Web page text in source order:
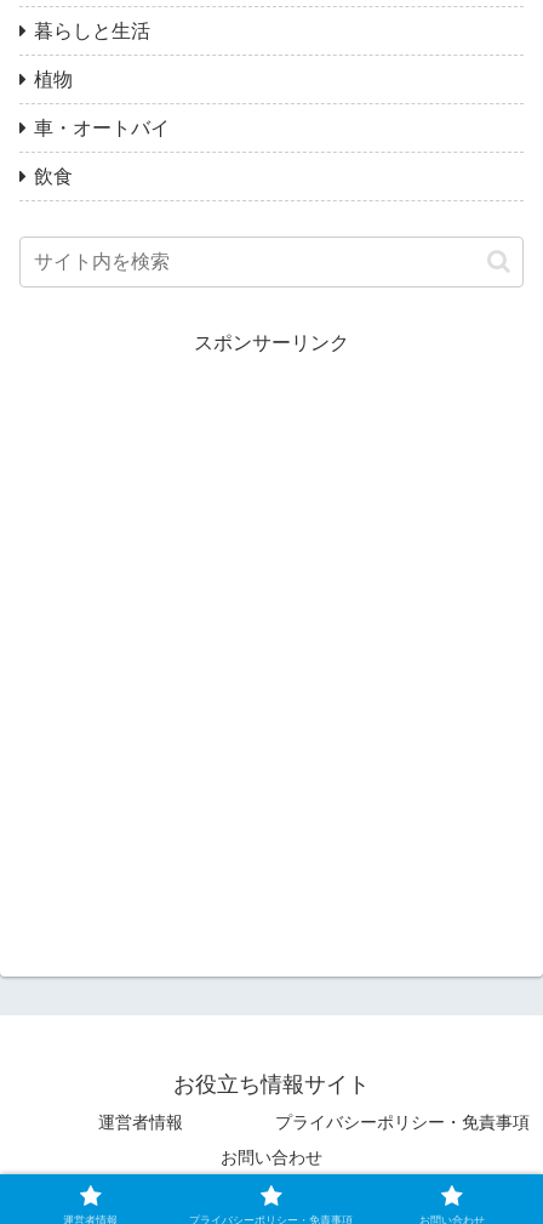
暮らしと生活
植物
車・オートバイ
飲食
スポンサーリンク
お役立ち情報サイト
運営者情報
プライバシーポリシー・免責事項
お問い合わせ
Copyright © お役立ち情報サイト All Rights Reserved.
運営者情報 プライバシーポリシー・免責事項 お問い合わせ